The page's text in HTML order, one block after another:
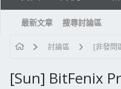
最新文章 搜尋討論區
討論區 [非發問
[Sun] BitFenix